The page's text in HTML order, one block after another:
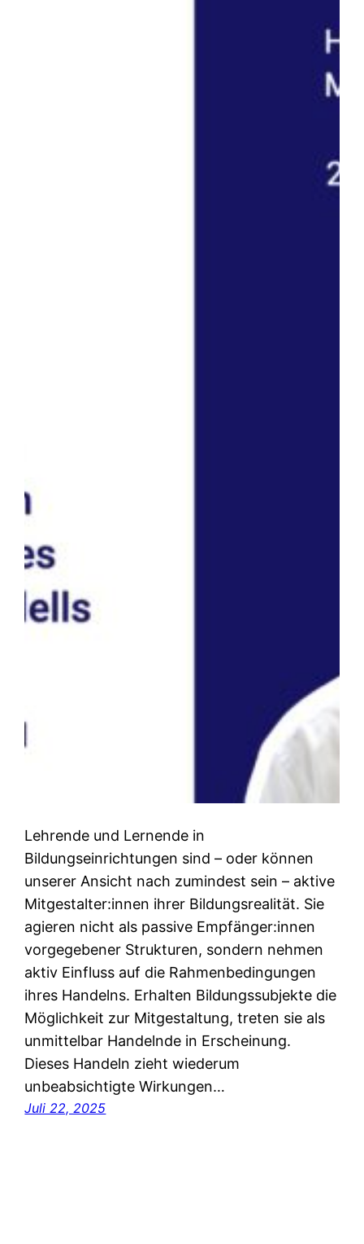
Lehrende und Lernende in
Bildungseinrichtungen sind – oder können
unserer Ansicht nach zumindest sein – aktive
Mitgestalter:innen ihrer Bildungsrealität. Sie
agieren nicht als passive Empfänger:innen
vorgegebener Strukturen, sondern nehmen
aktiv Einfluss auf die Rahmenbedingungen
ihres Handelns. Erhalten Bildungssubjekte die
Möglichkeit zur Mitgestaltung, treten sie als
unmittelbar Handelnde in Erscheinung.
Dieses Handeln zieht wiederum
unbeabsichtigte Wirkungen…
Juli 22, 2025